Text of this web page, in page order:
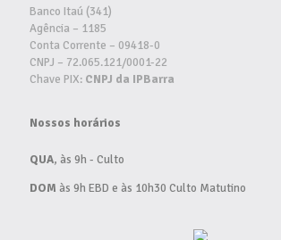
Banco Itaú (341)
Agência – 1185
Conta Corrente – 09418-0
CNPJ – 72.065.121/0001-22
Chave PIX: CNPJ da IPBarra
Nossos horários
QUA, às 9h - Culto
DOM às 9h EBD e às 10h30 Culto Matutino